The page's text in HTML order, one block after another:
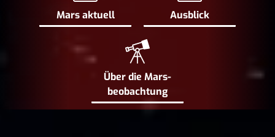
Mars aktuell Ausblick
Über die Mars­
beobachtung